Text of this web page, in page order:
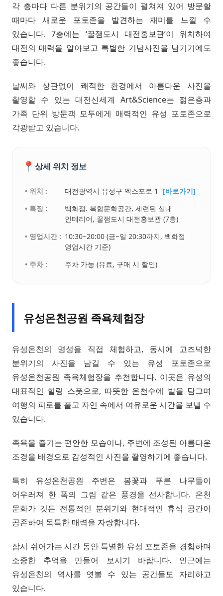
각 층마다 다른 분위기의 공간들이 펼쳐져 있어 방문할
때마다 새로운 포토존을 발견하는 재미를 느낄 수
있습니다. 7층에는 ‘꿀잼도시 대전홍보관’이 위치하여
대전의 매력을 알아보고 특별한 기념사진을 남기기에도
좋습니다.
날씨와 상관없이 쾌적한 환경에서 아름다운 사진을
촬영할 수 있는 대전신세계 Art&Science는 젊은층과
가족 단위 방문객 모두에게 매력적인 유성 포토존으로
각광받고 있습니다.
📍 상세 위치 정보
• 위치 : 대전광역시 유성구 엑스포로 1
[바로가기]
• 특징 :
백화점. 복합문화공간, 세련된 실내
인테리어, 꿀잼도시 대전홍보관 (7층)
• 영업시간 : 10:30~20:00 (금~일 20:30까지, 백화점
영업시간 기준)
• 주차 :
주차 가능 (유료, 구매 시 할인)
유성온천공원 족욕체험장
유성온천의 명성을 직접 체험하고, 동시에 고즈넉한
분위기의 사진을 남길 수 있는 유성 포토존으로
유성온천공원 족욕체험장을 추천합니다. 이곳은 유성의
대표적인 힐링 스폿으로, 따뜻한 온천수에 발을 담그며
여행의 피로를 풀고 자연 속에서 여유로운 시간을 보낼 수
있습니다.
족욕을 즐기는 편안한 모습이나, 주변에 조성된 아름다운
조경을 배경으로 감성적인 사진을 촬영하기에 좋습니다.
특히 유성온천공원 주변은 봄꽃과 푸른 나무들이
어우러져 한 폭의 그림 같은 풍경을 선사합니다. 온천
문화가 깃든 전통적인 분위기와 현대적인 휴식 공간이
공존하여 독특한 매력을 자랑합니다.
잠시 쉬어가는 시간 동안 특별한 유성 포토존을 경험하며
소중한 추억을 만들어 보시기 바랍니다. 인근에는
유성온천의 역사를 엿볼 수 있는 공간들도 자리하고
있습니다.